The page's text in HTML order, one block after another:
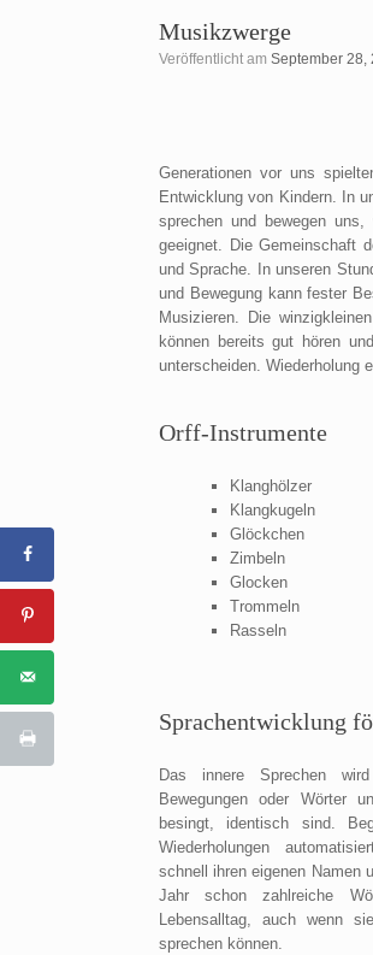
Musikzwerge
Veröffentlicht am September 28,
Generationen vor uns
Entwicklung von Kindern. In
sprechen und bewegen
geeignet. Die Gemeinschaft
und Sprache. In unseren
und Bewegung kann fester
Musizieren. Die
können bereits gut hören
unterscheiden. Wiederholung
Orff-Instrumente
Klanghölzer
Klangkugeln
Glöckchen
Zimbeln
Glocken
Trommeln
Rasseln
Sprachentwicklung
Das innere Sprechen
Bewegungen oder Wörter
besingt, identisch sind.
Wiederholungen
schnell ihren eigenen Namen
Jahr schon zahlreiche
Lebensalltag, auch wenn
sprechen können.